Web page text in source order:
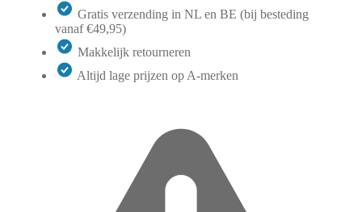
Gratis verzending in NL en BE (bij besteding
vanaf €49,95)
Makkelijk retourneren
Altijd lage prijzen op A-merken